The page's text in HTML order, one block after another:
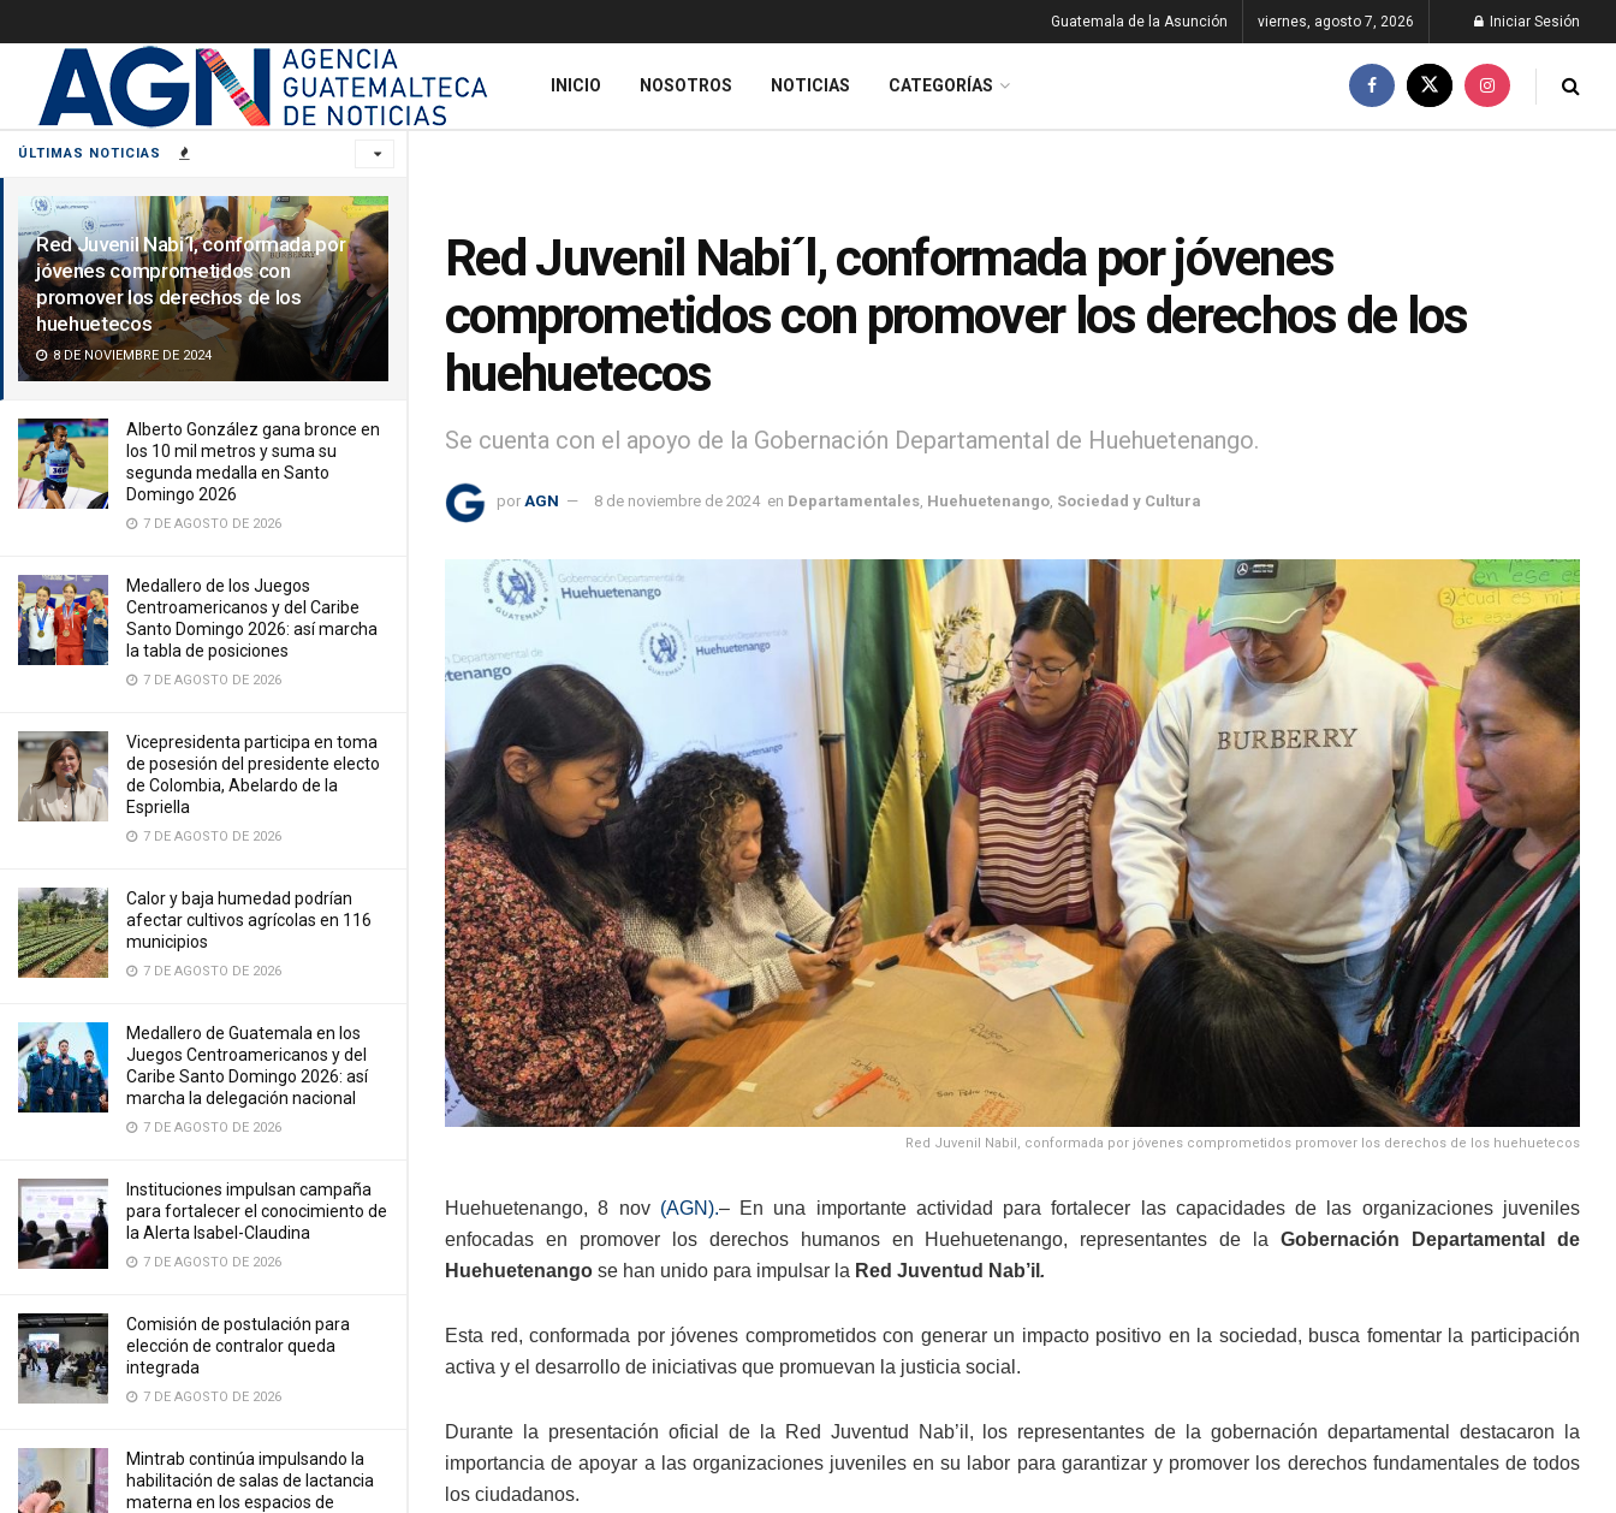
ÚLTIMAS NOTICIAS
Red Juvenil Nabi´l, conformada por
jóvenes comprometidos con
promover los derechos de los
huehuetecos
8 DE NOVIEMBRE DE 2024
Alberto González gana bronce en
los 10 mil metros y suma su
segunda medalla en Santo
Domingo 2026
7 DE AGOSTO DE 2026
Medallero de los Juegos
Centroamericanos y del Caribe
Santo Domingo 2026: así marcha
la tabla de posiciones
7 DE AGOSTO DE 2026
Vicepresidenta participa en toma
de posesión del presidente electo
de Colombia, Abelardo de la
Espriella
7 DE AGOSTO DE 2026
Calor y baja humedad podrían
afectar cultivos agrícolas en 116
municipios
7 DE AGOSTO DE 2026
Medallero de Guatemala en los
Juegos Centroamericanos y del
Caribe Santo Domingo 2026: así
marcha la delegación nacional
7 DE AGOSTO DE 2026
Instituciones impulsan campaña
para fortalecer el conocimiento de
la Alerta Isabel-Claudina
7 DE AGOSTO DE 2026
Comisión de postulación para
elección de contralor queda
integrada
7 DE AGOSTO DE 2026
Mintrab continúa impulsando la
habilitación de salas de lactancia
materna en los espacios de
Guatemala de la Asunción viernes, agosto 7, 2026 Iniciar Sesión
INICIO NOSOTROS NOTICIAS CATEGORÍAS
Red Juvenil Nabi´l, conformada por jóvenes
comprometidos con promover los derechos de los
huehuetecos
Se cuenta con el apoyo de la Gobernación Departamental de Huehuetenango.
por AGN 8 de noviembre de 2024 en Departamentales Huehuetenango Sociedad y Cultura
Red Juvenil Nabil, conformada por jóvenes comprometidos promover los derechos de los huehuetecos
Huehuetenango, 8 nov (AGN).– En una importante actividad para fortalecer las capacidades de las organizaciones juveniles
enfocadas en promover los derechos humanos en Huehuetenango, representantes de laGobernación Departamental de
Huehuetenango se han unido para impulsar la Red Juventud Nab’il .
Esta red, conformada por jóvenes comprometidos con generar un impacto positivo en la sociedad, busca fomentar la participación
activa y el desarrollo de iniciativas que promuevan la justicia social.
Durante la presentación oficial de la Red Juventud Nab’il, los representantes de la gobernación departamental destacaron la
importancia de apoyar a las organizaciones juveniles en su labor para garantizar y promover los derechos fundamentales de todos
los ciudadanos.